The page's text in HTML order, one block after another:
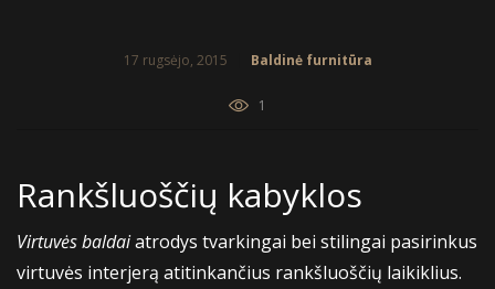
17 rugsėjo, 2015 Baldinė furnitūra
1
Rankšluoščių kabyklos
Virtuvės baldaiatrodys tvarkingai bei stilingai pasirinkus
virtuvės interjerą atitinkančius rankšluoščių laikiklius.